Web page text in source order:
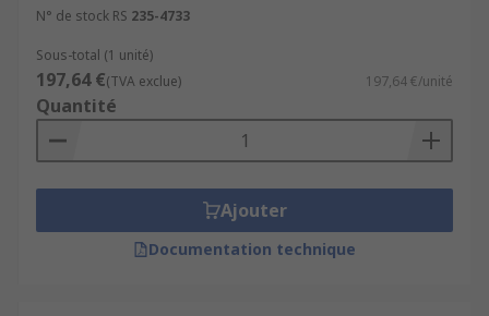
N° de stock RS 235-4733
Sous-total (1 unité)
197,64 €(TVA exclue) 197,64 €/unité
Quantité
Ajouter
Documentation technique